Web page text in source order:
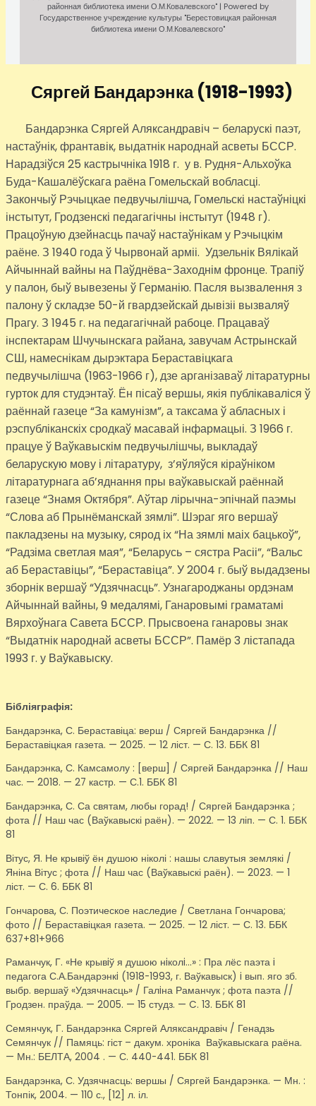
районная библиотека имени О.М.Ковалевского" | Powered by
Государственное учреждение культуры "Берестовицкая районная
библиотека имени О.М.Ковалевского"
Сяргей Бандарэнка(1918-1993)
Бандарэнка Сяргей Аляксандравіч – беларускі паэт,
настаўнік, франтавік, выдатнік народнай асветы БССР.
Нарадзіўся 25 кастрычніка 1918 г. у в. Рудня-Альхоўка
Буда-Кашалёўскага раёна Гомельскай вобласці.
Закончыў Рэчыцкае педвучылішча, Гомельскі настаўніцкі
інстытут, Гродзенскі педагагічны інстытут (1948 г).
Працоўную дзейнасць пачаў настаўнікам у Рэчыцкім
раёне. З 1940 года ў Чырвонай арміі. Удзельнік Вялікай
Айчыннай вайны на Паўднёва-Заходнім фронце. Трапіў
у палон, быў вывезены ў Германію. Пасля вызвалення з
палону ў складзе 50-й гвардзейскай дывізіі вызваляў
Прагу. З 1945 г. на педагагічнай рабоце. Працаваў
інспектарам Шчучынскага райана, завучам Астрынскай
СШ, намеснікам дырэктара Бераставіцкага
педвучылішча (1963-1966 г), дзе арганізаваў літаратурны
гурток для студэнтаў. Ён пісаў вершы, якія публікаваліся ў
раённай газеце “За камунізм”, а таксама ў абласных і
рэспубліканскіх сродкаў масавай інфармацыі. З 1966 г.
працуе ў Ваўкавыскім педвучылішчы, выкладаў
беларускую мову і літаратуру, з’яўляўся кіраўніком
літаратурнага аб’яднання пры ваўкавыскай раённай
газеце “Знамя Октября”. Аўтар лірычна-эпічнай паэмы
“Слова аб Прынёманскай зямлі”. Шэраг яго вершаў
пакладзены на музыку, сярод іх “На зямлі маіх бацькоў”,
“Радзіма светлая мая”, “Беларусь – сястра Расіі”, “Вальс
аб Бераставіцы”, “Бераставіца”. У 2004 г. быў выдадзены
зборнік вершаў “Удзячнасць”. Узнагароджаны ордэнам
Айчыннай вайны, 9 медалямі, Ганаровымі граматамі
Вярхоўнага Савета БССР. Прысвоена ганаровы знак
“Выдатнік народнай асветы БССР”. Памёр 3 лістапада
1993 г. у Ваўкавыску.
Бібліяграфія:
Бандарэнка, С. Бераставіца: верш / Сяргей Бандарэнка //
Бераставіцкая газета. — 2025. — 12 ліст. — С. 13. ББК 81
Бандарэнка, С. Камсамолу : [верш] / Сяргей Бандарэнка // Наш
час. — 2018. — 27 кастр. — С.1. ББК 81
Бандарэнка, С. Са святам, любы горад! / Сяргей Бандарэнка ;
фота // Наш час (Ваўкавыскі раён). — 2022. — 13 ліп. — С. 1. ББК
81
Вітус, Я. Не крывіў ён душою ніколі : нашы славутыя землякі /
Яніна Вітус ; фота // Наш час (Ваўкавыскі раён). — 2023. — 1
ліст. — С. 6. ББК 81
Гончарова, С. Поэтическое наследие / Светлана Гончарова;
фото // Бераставіцкая газета. — 2025. — 12 ліст. — С. 13. ББК
637+81+966
Раманчук, Г. «Не крывiў я душою нiколi…» : Пра лёс паэта i
педагога С.А.Бандарэнкi (1918-1993, г. Ваўкавыск) i вып. яго зб.
выбр. вершаў «Удзячнасць» / Галiна Раманчук ; фота паэта //
Гродзен. праўда. — 2005. — 15 студз. — C. 13. ББК 81
Семянчук, Г. Бандарэнка Сяргей Аляксандравіч / Генадзь
Семянчук // Памяць: гіст – дакум. хроніка Ваўкавыскага раёна.
— Мн.: БЕЛТА, 2004 . — С. 440-441. ББК 81
Бандарэнка, С. Удзячнасць: вершы / Сяргей Бандарэнка. — Мн. :
Тонпік, 2004. — 110 с., [12] л. іл.